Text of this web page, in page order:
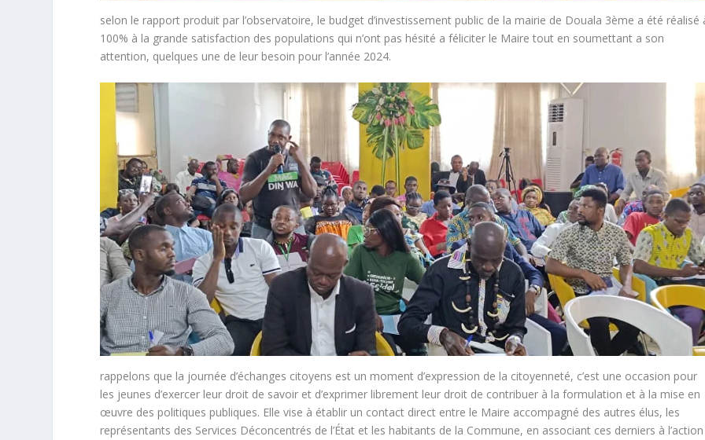
selon le rapport produit par l’observatoire, le budget d’investissement public de la mairie de Douala 3ème a été réalisé
100% à la grande satisfaction des populations qui n’ont pas hésité a féliciter le Maire tout en soumettant a son
attention, quelques une de leur besoin pour l’année 2024.
rappelons que la journée d’échanges citoyens est un moment d’expression de la citoyenneté, c’est une occasion pour
les jeunes d’exercer leur droit de savoir et d’exprimer librement leur droit de contribuer à la formulation et à la mise en
œuvre des politiques publiques. Elle vise à établir un contact direct entre le Maire accompagné des autres élus, les
représentants des Services Déconcentrés de l’État et les habitants de la Commune, en associant ces derniers à l’action